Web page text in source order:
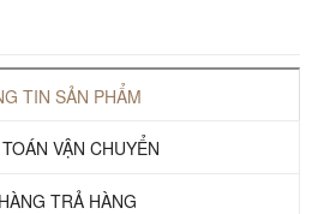
TIN SẢN PHẨM
VẬN CHUYỂN
TRẢ HÀNG